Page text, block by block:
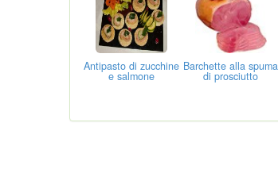
Antipasto di zucchine
e salmone
Barchette alla spuma
di prosciutto